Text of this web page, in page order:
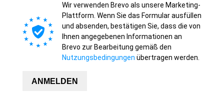
Wir verwenden Brevo als unsere Marketing-
Plattform. Wenn Sie das Formular ausfüllen
und absenden, bestätigen Sie, dass die von
Ihnen angegebenen Informationen an
Brevo zur Bearbeitung gemäß den
Nutzungsbedingungen übertragen werden.
ANMELDEN